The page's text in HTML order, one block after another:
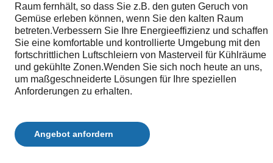
MVP-S 999 – Lastkraftwagen
NIGHT CURTAIN *Nur skandinavischer Markt
PORTAL 300 – Niedrigprofil-Lüftereinheit
POWERSTREAM DSB
POWERSTREAM DSB AIRLOCK
ROUNDEL – Karusselltüren
Raum fernhält, so dass Sie z.B. den guten Geruch von
Gemüse erleben können, wenn Sie den kalten Raum
betreten.Verbessern Sie Ihre Energieeffizienz und schaffen
Sie eine komfortable und kontrollierte Umgebung mit den
fortschrittlichen Luftschleiern von Masterveil für Kühlräume
und gekühlte Zonen.Wenden Sie sich noch heute an uns,
um maßgeschneiderte Lösungen für Ihre speziellen
Anforderungen zu erhalten.
Angebot anfordern